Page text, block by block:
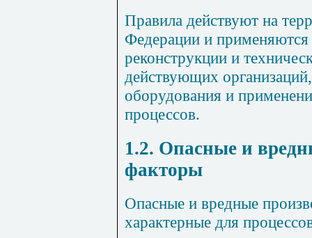
Правила действуют на
Федерации и применяются
реконструкции и
действующих
оборудования и
процессов.
1.2. Опасные и
факторы
Опасные и вредные
характерные для